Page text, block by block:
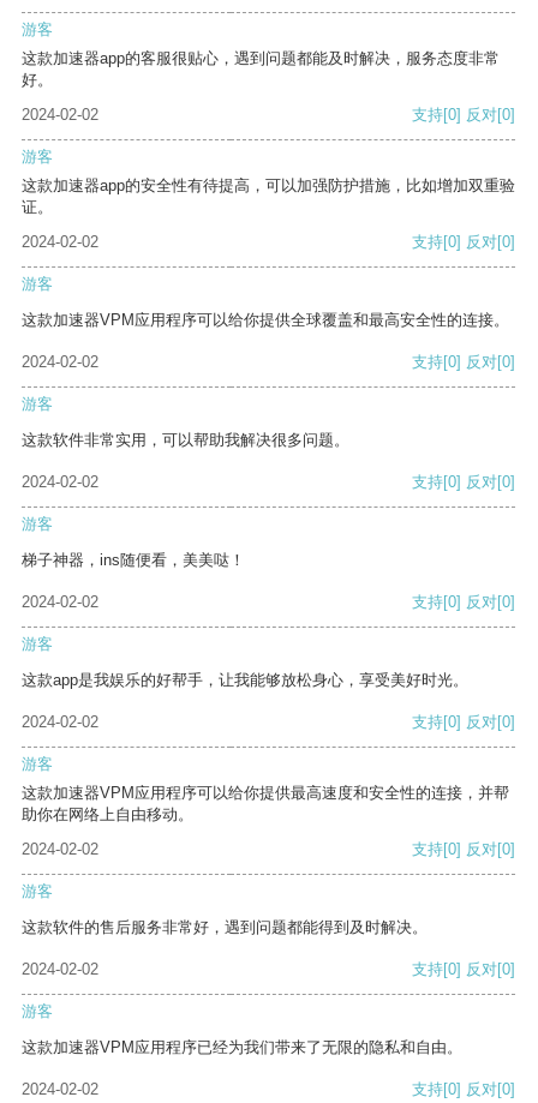
游客
这款加速器app的客服很贴心，遇到问题都能及时解决，服务态度非常
好。
2024-02-02
支持[0] 反对[0]
游客
这款加速器app的安全性有待提高，可以加强防护措施，比如增加双重验
证。
2024-02-02
支持[0] 反对[0]
游客
这款加速器VPM应用程序可以给你提供全球覆盖和最高安全性的连接。
2024-02-02 支持[0] 反对[0]
游客
这款软件非常实用，可以帮助我解决很多问题。
2024-02-02 支持[0] 反对[0]
游客
梯子神器，ins随便看，美美哒！
2024-02-02 支持[0] 反对[0]
游客
这款app是我娱乐的好帮手，让我能够放松身心，享受美好时光。
2024-02-02 支持[0] 反对[0]
游客
这款加速器VPM应用程序可以给你提供最高速度和安全性的连接，并帮
助你在网络上自由移动。
2024-02-02
支持[0] 反对[0]
游客
这款软件的售后服务非常好，遇到问题都能得到及时解决。
2024-02-02 支持[0] 反对[0]
游客
这款加速器VPM应用程序已经为我们带来了无限的隐私和自由。
2024-02-02 支持[0] 反对[0]